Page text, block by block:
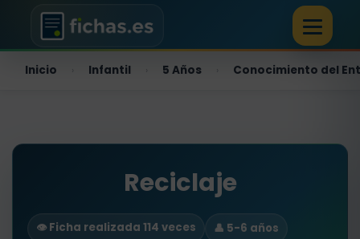
Inicio Infantil 5 Años Conocimiento del
Reciclaje
👁️ Ficha realizada 114 veces
👤 5-6 años